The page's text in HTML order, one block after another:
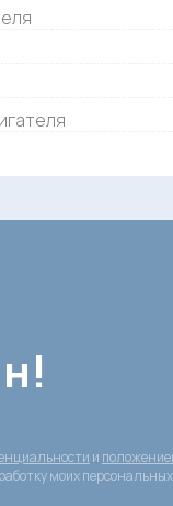
и
моих персональных